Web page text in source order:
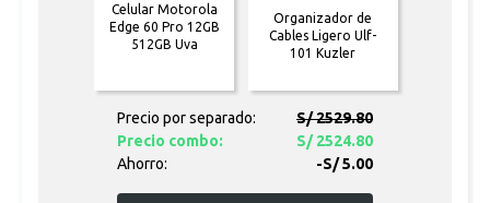
Celular Motorola
Edge 60 Pro 12GB
512GB Uva
Organizador de
Cables Ligero Ulf-
101 Kuzler
Precio por separado:
S/ 2529.80
Precio combo:
S/ 2524.80
Ahorro:
-S/ 5.00